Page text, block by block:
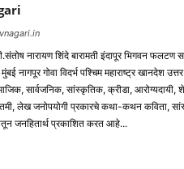
नारायण शिंदे बारामती इंदापूर भिगवन फलटण
नागपूर गोवा विदर्भ पश्चिम महाराष्ट्र खानदेश
सार्वजनिक, सांस्कृतिक, क्रीडा, आरोग्यदायी,
लेख जनोपयोगी प्रकारचे कथा-कथन कविता,
जनहितार्थ प्रकाशित करत आहे...